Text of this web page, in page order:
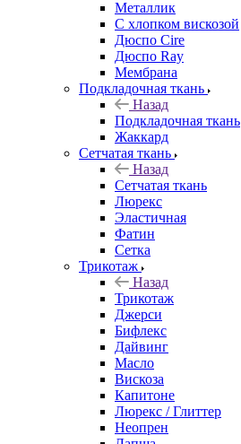
Металлик
С хлопком вискозой
Дюспо Cire
Дюспо Ray
Мембрана
Подкладочная ткань
Назад
Подкладочная ткань
Жаккард
Сетчатая ткань
Назад
Сетчатая ткань
Люрекс
Эластичная
Фатин
Сетка
Трикотаж
Назад
Трикотаж
Джерси
Бифлекс
Дайвинг
Масло
Вискоза
Капитоне
Люрекс / Глиттер
Неопрен